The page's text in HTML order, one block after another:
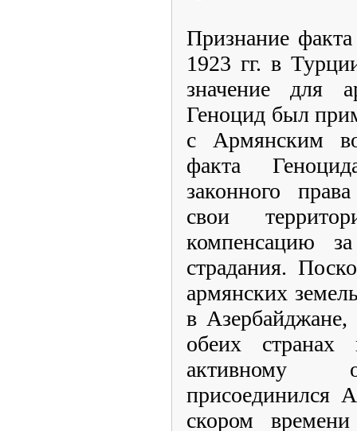
Признание
1923 гг. в
значение для
Геноцид был
с Армянским
факта
законного
свои
компенсацию
страдания.
армянских
в
обеих
активному
присоединился
скором